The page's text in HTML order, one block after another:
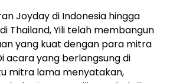
Joyday di Indonesia hingga
Thailand, Yili telah membangun
yang kuat dengan para mitra
acara yang berlangsung di
mitra lama menyatakan,